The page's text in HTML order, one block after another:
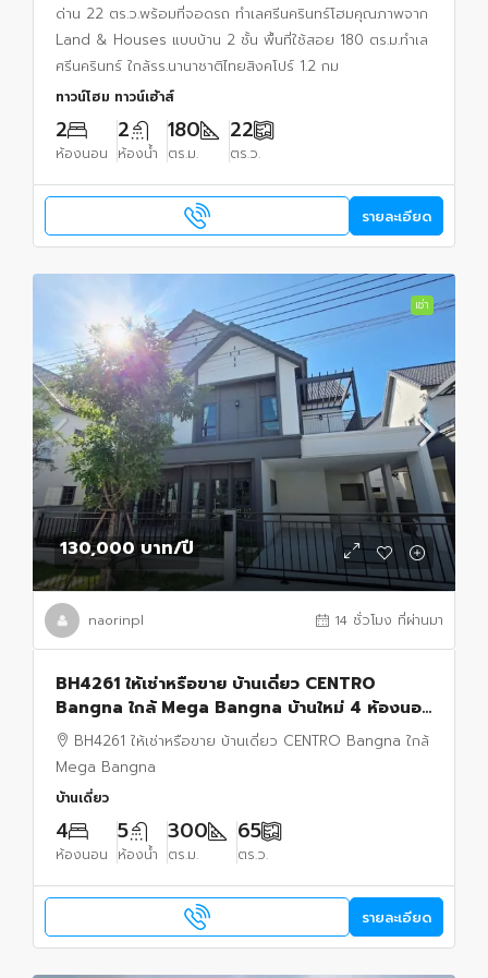
ด่าน 22 ตร.ว.พร้อมที่จอดรถ ทำเลศรีนครินทร์โฮมคุณภาพจาก
Land & Houses แบบบ้าน 2 ชั้น พื้นที่ใช้สอย 180 ตร.ม.ทำเล
ศรีนครินทร์ ใกล้รร.นานาชาติไทยสิงคโปร์ 1.2 กม
ทาวน์โฮม ทาวน์เฮ้าส์
2
ห้องนอน
2
ห้องน้ำ
180
ตร.ม.
22
ตร.ว.
รายละเอียด
เช่า
130,000 บาท/ปี
naorinpl 14 ชั่วโมง ที่ผ่านมา
BH4261 ให้เช่าหรือขาย บ้านเดี่ยว CENTRO
Bangna ใกล้ Mega Bangna บ้านใหม่ 4 ห้องนอน
300 ตร.ม. พร้อมเข้าอยู่ ใกล้โรงเรียนนานาชาติ
BH4261 ให้เช่าหรือขาย บ้านเดี่ยว CENTRO Bangna ใกล้
Mega Bangna
บ้านเดี่ยว
4
ห้องนอน
5
ห้องน้ำ
300
ตร.ม.
65
ตร.ว.
รายละเอียด